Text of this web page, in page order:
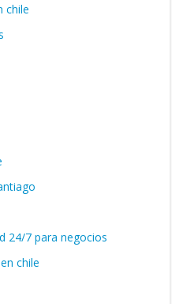
chile
24/7 para negocios
chile